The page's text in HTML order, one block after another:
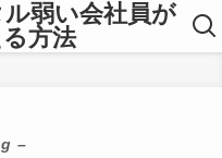
弱い会社員が
方法
–